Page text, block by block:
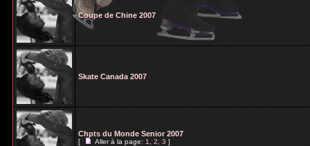
Coupe de Chine 2007
Skate Canada 2007
Chpts du Monde Senior 2007
[ Aller à la page:1,2,3]